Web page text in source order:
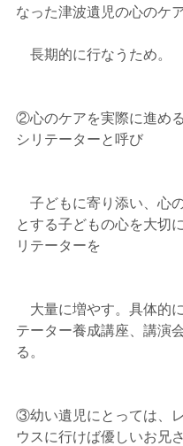
なった津波遺児の心のケ
長期的に行なうため。
②心のケアを実際に進め
シリテーターと呼び
子どもに寄り添い、心
とする子どもの心を大切
リテーターを
大量に増やす。具体的
テーター養成講座、講演
る。
③幼い遺児にとっては、
ウスに行けば優しいお兄